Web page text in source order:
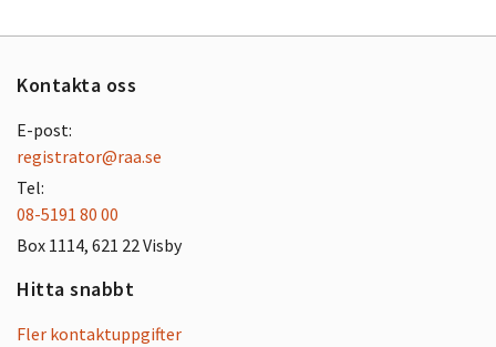
Kontakta oss
E-post:
registrator@raa.se
Tel:
08-5191 80 00
Box 1114, 621 22 Visby
Hitta snabbt
Fler kontaktuppgifter